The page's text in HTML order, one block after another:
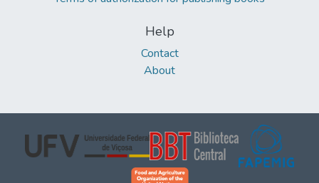
Help
Contact
About